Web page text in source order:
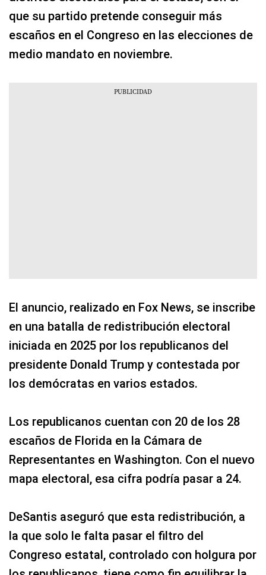
que su partido pretende conseguir más
escaños en el Congreso en las elecciones de
medio mandato en noviembre.
El anuncio, realizado en Fox News, se inscribe
en una batalla de redistribución electoral
iniciada en 2025 por los republicanos del
presidente Donald Trump y contestada por
los demócratas en varios estados.
Los republicanos cuentan con 20 de los 28
escaños de Florida en la Cámara de
Representantes en Washington. Con el nuevo
mapa electoral, esa cifra podría pasar a 24.
DeSantis aseguró que esta redistribución, a
la que solo le falta pasar el filtro del
Congreso estatal, controlado con holgura por